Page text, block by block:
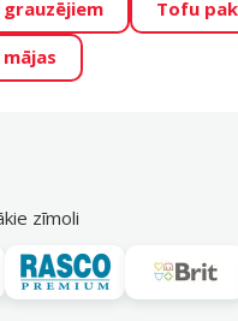
cenas mīluļu TOP
tieši Tavs mīlulis būs
Tofu
zīmoli